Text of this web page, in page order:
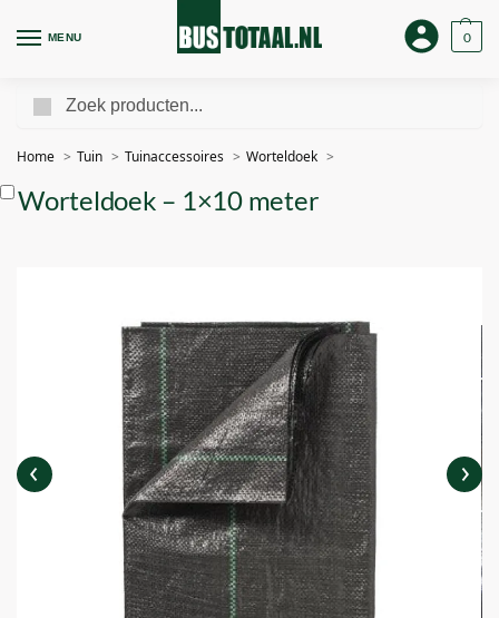
MENU 0
Home Tuin Tuinaccessoires Worteldoek
Worteldoek – 1×10 meter